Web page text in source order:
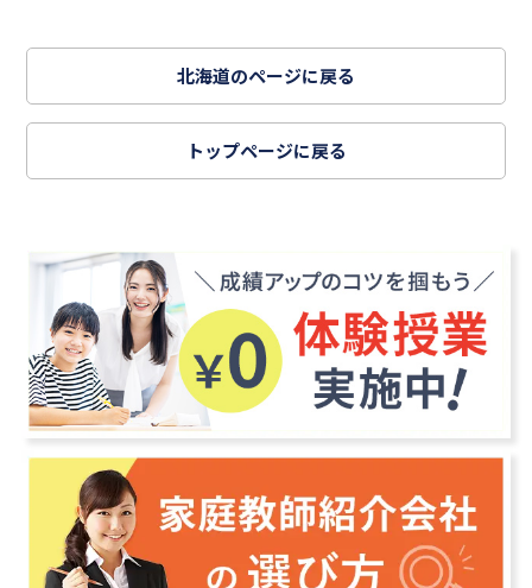
北海道のページに戻る
トップページに戻る